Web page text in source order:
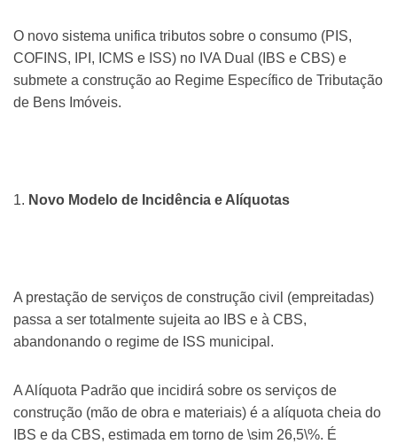
O novo sistema unifica tributos sobre o consumo (PIS,
COFINS, IPI, ICMS e ISS) no IVA Dual (IBS e CBS) e
submete a construção ao Regime Específico de Tributação
de Bens Imóveis.
1. Novo Modelo de Incidência e Alíquotas
A prestação de serviços de construção civil (empreitadas)
passa a ser totalmente sujeita ao IBS e à CBS,
abandonando o regime de ISS municipal.
A Alíquota Padrão que incidirá sobre os serviços de
construção (mão de obra e materiais) é a alíquota cheia do
IBS e da CBS, estimada em torno de \sim 26,5\%. É